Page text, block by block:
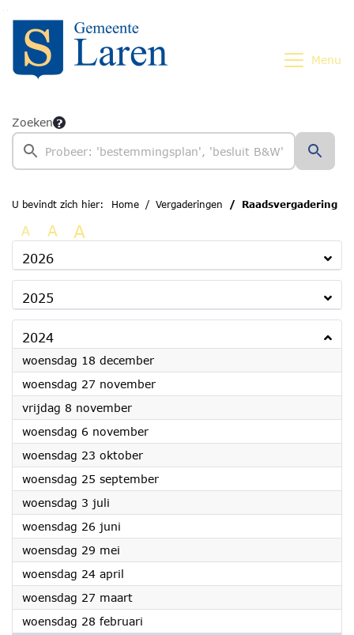
Ga naar de inhoud van deze pagina
Ga naar het zoeken
Ga naar het menu
Menu
Zoeken
U bevindt zich hier: Home Vergaderingen Raadsvergadering
A A A
2026
2025
2024
woensdag 18 december2024
woensdag 27 november2024
vrijdag 8 november2024
woensdag 6 november2024
woensdag 23 oktober2024
woensdag 25 september2024
woensdag 3 juli
woensdag 26 juni
woensdag 29 mei
woensdag 24 april
woensdag 27 maart2024
woensdag 28 februari